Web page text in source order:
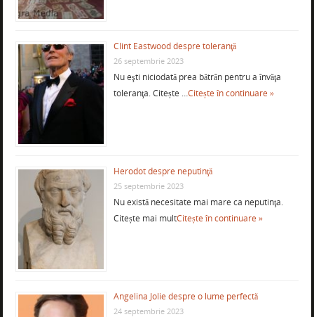
Clint Eastwood despre toleranţă
26 septembrie 2023
Nu eşti niciodată prea bătrân pentru a învăţa
toleranţa. Citește …Citește în continuare »
Herodot despre neputinţă
25 septembrie 2023
Nu există necesitate mai mare ca neputinţa.
Citește mai multCitește în continuare »
Angelina Jolie despre o lume perfectă
24 septembrie 2023